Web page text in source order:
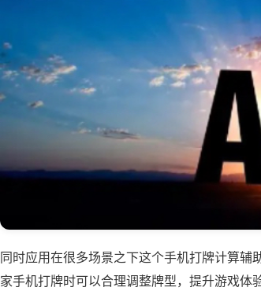
同时应用在很多场景之下这个手机打牌计算
家手机打牌时可以合理调整牌型，提升游戏体